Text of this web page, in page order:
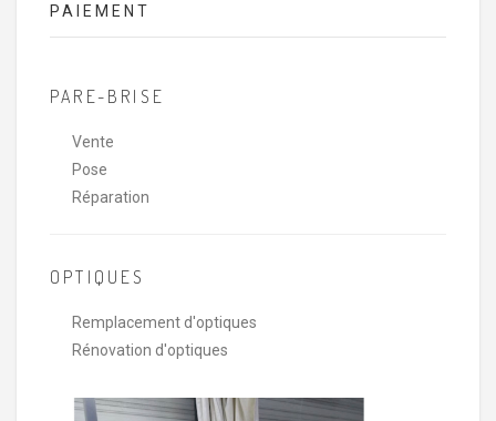
PAIEMENT
PARE-BRISE
Vente
Pose
Réparation
OPTIQUES
Remplacement d'optiques
Rénovation d'optiques